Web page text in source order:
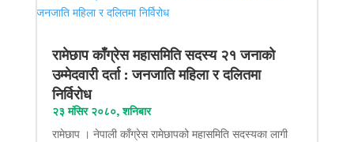
रामेछाप काँग्रेस महासमिति सदस्य २१ जनाको
उम्मेदवारी दर्ता : जनजाति महिला र दलितमा
निर्विरोध
२३ मंसिर २०८०, शनिबार
रामेछाप । नेपाली काँग्रेस रामेछापको महासमिति सदस्यका लागी